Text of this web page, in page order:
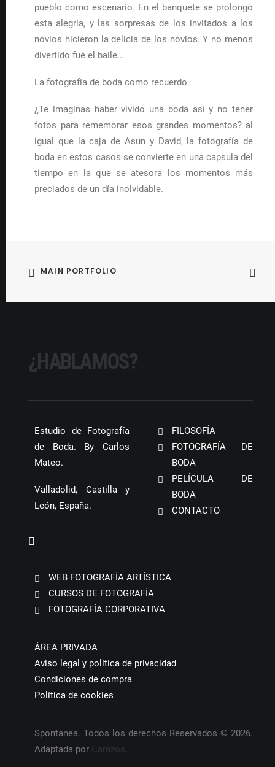
pueblo como escenario. En el banquete se prolongó
esta alegría, y las sorpresas de los invitados a los
novios hicieron la delicia de los novios. Y no menos
divertido fué el baile…
La fotografía de boda como recuerdo
¿Te imaginas haber vivido una boda así y no tener
fotos para rememorar esos grandes momentos? al
igual que la caja de Asun y David, la fotografía de
boda en estos casos se convierte en una capsula del
tiempo en la que se atesora los momentos más
preciados de un día inolvidable.
MAIN PORTFOLIO
¿HABLAMOS?
Estudio de Fotografía
de Boda. By Carlos
Mateo.
Valladolid, Castilla y
León, España.
FILOSOFÍA
FOTOGRAFÍA DE
BODA
PELÍCULA DE
BODA
CONTACTO
WEB FOTOGRAFÍA ARTÍSTICA
CURSOS DE FOTOGRAFÍA
FOTOGRAFÍA CORPORATIVA
ÁREA PRIVADA
Aviso legal y política de privacidad
Condiciones de compra
Política de cookies
Spontanea. Todos los derechos Reservados © 2026.
Adaptada por Carazos.